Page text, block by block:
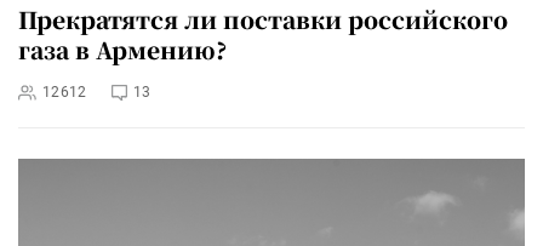
Прекратятся ли поставки российского
газа в Армению?
12612 13